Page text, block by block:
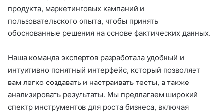
продукта, маркетинговых кампаний и
пользовательского опыта, чтобы принять
обоснованные решения на основе фактических данных.
Наша команда экспертов разработала удобный и
интуитивно понятный интерфейс, который позволяет
вам легко создавать и настраивать тесты, а также
анализировать результаты. Мы предлагаем широкий
спектр инструментов для роста бизнеса, включая